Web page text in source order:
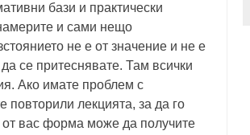
бази и практически
и сами нещо
не е от значение и не е
се притеснявате. Там всички
Ако имате проблем с
повторили лекцията, за да го
вас форма може да получите